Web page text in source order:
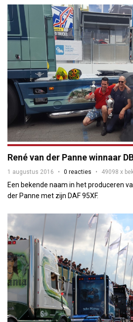
René van der Panne winnaar
1 augustus 2016 0 reacties 49098 x
Een bekende naam in het produceren
der Panne met zijn DAF 95XF.